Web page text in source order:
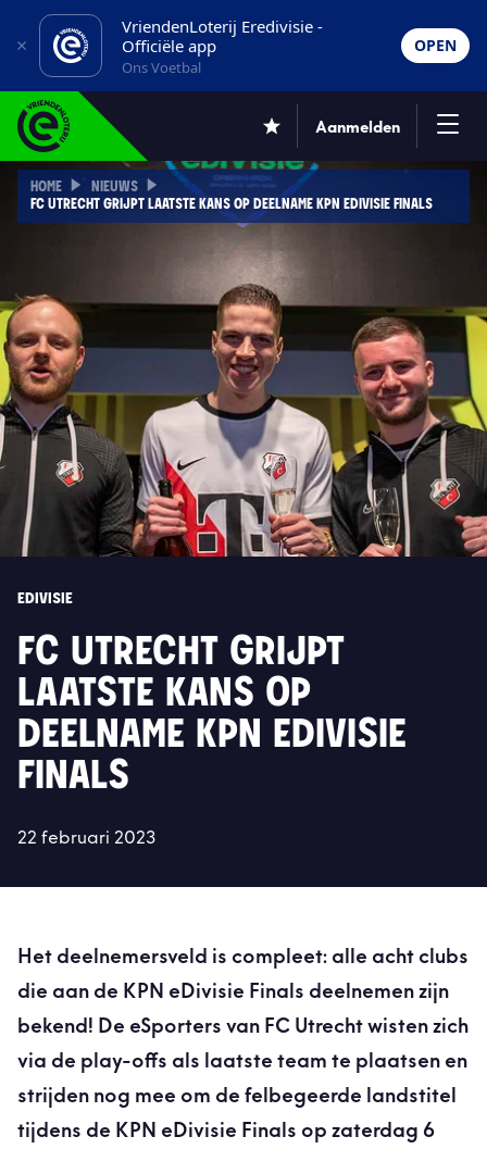
VriendenLoterij Eredivisie -
Officiële app
Ons Voetbal
OPEN
Aanmelden
HOME
NIEUWS
FC UTRECHT GRIJPT LAATSTE KANS OP DEELNAME KPN EDIVISIE FINALS
EDIVISIE
FC UTRECHT GRIJPT
LAATSTE KANS OP
DEELNAME KPN EDIVISIE
FINALS
22 februari 2023
Het deelnemersveld is compleet: alle acht clubs
die aan de KPN eDivisie Finals deelnemen zijn
bekend! De eSporters van FC Utrecht wisten zich
via de play-offs als laatste team te plaatsen en
strijden nog mee om de felbegeerde landstitel
tijdens de KPN eDivisie Finals op zaterdag 6